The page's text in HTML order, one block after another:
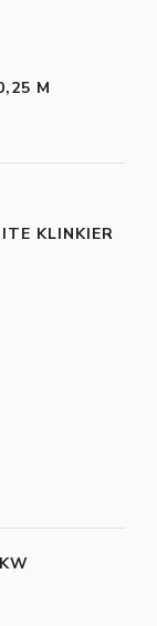
M
KLINKIER